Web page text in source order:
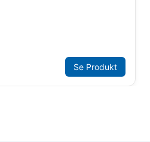
Se Produkt